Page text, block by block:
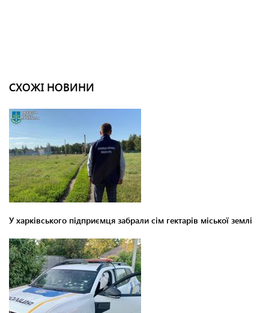
СХОЖІ НОВИНИ
У харківського підприємця забрали сім гектарів міської землі